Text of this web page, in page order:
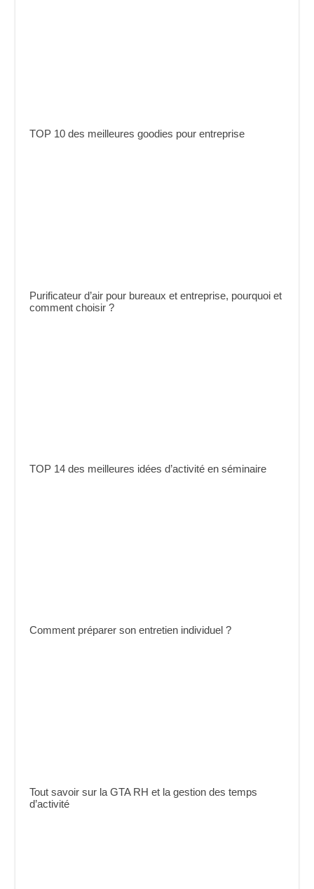
TOP 10 des meilleures goodies pour entreprise
Purificateur d’air pour bureaux et entreprise, pourquoi et
comment choisir ?
TOP 14 des meilleures idées d’activité en séminaire
Comment préparer son entretien individuel ?
Tout savoir sur la GTA RH et la gestion des temps
d’activité